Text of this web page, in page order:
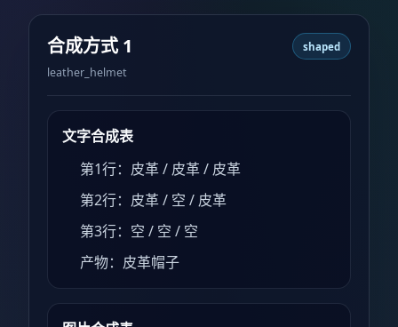
合成方式 1
leather_helmet
shaped
文字合成表
第1行：皮革 / 皮革 / 皮革
第2行：皮革 / 空 / 皮革
第3行：空 / 空 / 空
产物：皮革帽子